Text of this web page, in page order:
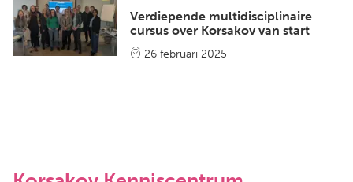
Verdiepende multidisciplinaire
cursus over Korsakov van start
26 februari 2025